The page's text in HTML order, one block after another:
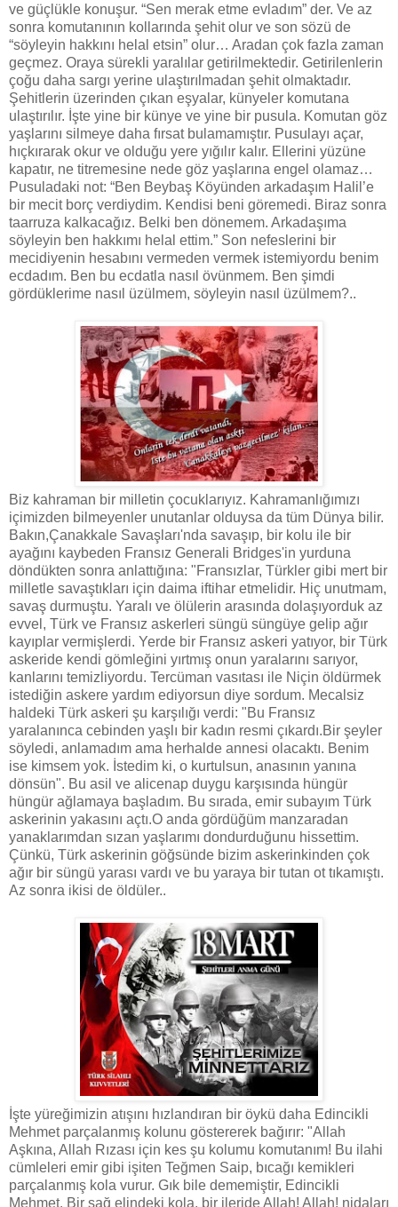
ve güçlükle konuşur. “Sen merak etme evladım” der. Ve az
sonra komutanının kollarında şehit olur ve son sözü de
“söyleyin hakkını helal etsin” olur… Aradan çok fazla zaman
geçmez. Oraya sürekli yaralılar getirilmektedir. Getirilenlerin
çoğu daha sargı yerine ulaştırılmadan şehit olmaktadır.
Şehitlerin üzerinden çıkan eşyalar, künyeler komutana
ulaştırılır. İşte yine bir künye ve yine bir pusula. Komutan göz
yaşlarını silmeye daha fırsat bulamamıştır. Pusulayı açar,
hıçkırarak okur ve olduğu yere yığılır kalır. Ellerini yüzüne
kapatır, ne titremesine nede göz yaşlarına engel olamaz…
Pusuladaki not: “Ben Beybaş Köyünden arkadaşım Halil’e
bir mecit borç verdiydim. Kendisi beni göremedi. Biraz sonra
taarruza kalkacağız. Belki ben dönemem. Arkadaşıma
söyleyin ben hakkımı helal ettim.” Son nefeslerini bir
mecidiyenin hesabını vermeden vermek istemiyordu benim
ecdadım. Ben bu ecdatla nasıl övünmem. Ben şimdi
gördüklerime nasıl üzülmem, söyleyin nasıl üzülmem?..
Biz kahraman bir milletin çocuklarıyız. Kahramanlığımızı
içimizden bilmeyenler unutanlar olduysa da tüm Dünya bilir.
Bakın,Çanakkale Savaşları'nda savaşıp, bir kolu ile bir
ayağını kaybeden Fransız Generali Bridges'in yurduna
döndükten sonra anlattığına: "Fransızlar, Türkler gibi mert bir
milletle savaştıkları için daima iftihar etmelidir. Hiç unutmam,
savaş durmuştu. Yaralı ve ölülerin arasında dolaşıyorduk az
evvel, Türk ve Fransız askerleri süngü süngüye gelip ağır
kayıplar vermişlerdi. Yerde bir Fransız askeri yatıyor, bir Türk
askeride kendi gömleğini yırtmış onun yaralarını sarıyor,
kanlarını temizliyordu. Tercüman vasıtası ile Niçin öldürmek
istediğin askere yardım ediyorsun diye sordum. Mecalsiz
haldeki Türk askeri şu karşılığı verdi: "Bu Fransız
yaralanınca cebinden yaşlı bir kadın resmi çıkardı.Bir şeyler
söyledi, anlamadım ama herhalde annesi olacaktı. Benim
ise kimsem yok. İstedim ki, o kurtulsun, anasının yanına
dönsün". Bu asil ve alicenap duygu karşısında hüngür
hüngür ağlamaya başladım. Bu sırada, emir subayım Türk
askerinin yakasını açtı.O anda gördüğüm manzaradan
yanaklarımdan sızan yaşlarımı dondurduğunu hissettim.
Çünkü, Türk askerinin göğsünde bizim askerinkinden çok
ağır bir süngü yarası vardı ve bu yaraya bir tutan ot tıkamıştı.
Az sonra ikisi de öldüler..
İşte yüreğimizin atışını hızlandıran bir öykü daha Edincikli
Mehmet parçalanmış kolunu göstererek bağırır: "Allah
Aşkına, Allah Rızası için kes şu kolumu komutanım! Bu ilahi
cümleleri emir gibi işiten Teğmen Saip, bıcağı kemikleri
parçalanmış kola vurur. Gık bile dememiştir, Edincikli
Mehmet. Bir sağ elindeki kola, bir ileride Allah! Allah! nidaları